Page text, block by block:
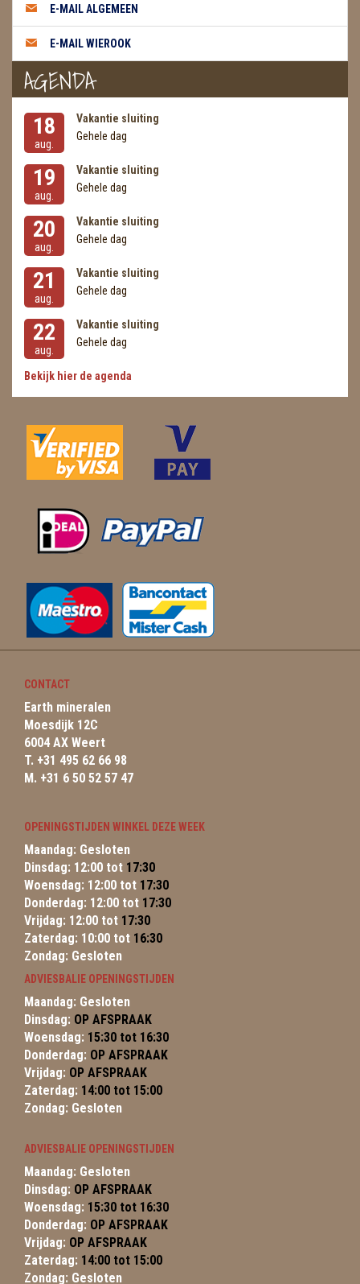
OLIE
WIEROOK HUTTEN & PLANKJES
ZAKJES WATER ELIXERS
E-MAIL ALGEMEEN
E-MAIL WIEROOK
AGENDA
18
aug.
Vakantie sluiting
Gehele dag
19
aug.
Vakantie sluiting
Gehele dag
20
aug.
Vakantie sluiting
Gehele dag
21
aug.
Vakantie sluiting
Gehele dag
22
aug.
Vakantie sluiting
Gehele dag
Bekijk hier de agenda
CONTACT
Earth mineralen
Moesdijk 12C
6004 AX Weert
T. +31 495 62 66 98
M. +31 6 50 52 57 47
OPENINGSTIJDEN WINKEL DEZE WEEK
Maandag: Gesloten
Dinsdag: 12:00 tot 17:30
Woensdag: 12:00 tot 17:30
Donderdag: 12:00 tot 17:30
Vrijdag: 12:00 tot 17:30
Zaterdag: 10:00 tot 16:30
Zondag: Gesloten
ADVIESBALIE OPENINGSTIJDEN
Maandag: Gesloten
Dinsdag: OP AFSPRAAK
Woensdag: 15:30 tot 16:30
Donderdag: OP AFSPRAAK
Vrijdag: OP AFSPRAAK
Zaterdag: 14:00 tot 15:00
Zondag: Gesloten
ADVIESBALIE OPENINGSTIJDEN
Maandag: Gesloten
Dinsdag: OP AFSPRAAK
Woensdag: 15:30 tot 16:30
Donderdag: OP AFSPRAAK
Vrijdag: OP AFSPRAAK
Zaterdag: 14:00 tot 15:00
Zondag: Gesloten